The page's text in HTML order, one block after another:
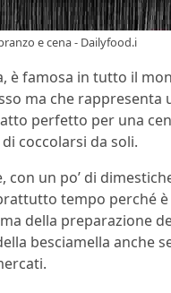
e cena - Dailyfood.i
è famosa in tutto il
ma che rappresenta
perfetto per una
coccolarsi da soli.
un po’ di
tempo perché
della preparazione
besciamella anche